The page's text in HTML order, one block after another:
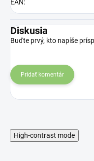
EAN:
Diskusia
Buďte prvý, kto napíše
Pridať komentár
High-contrast mode